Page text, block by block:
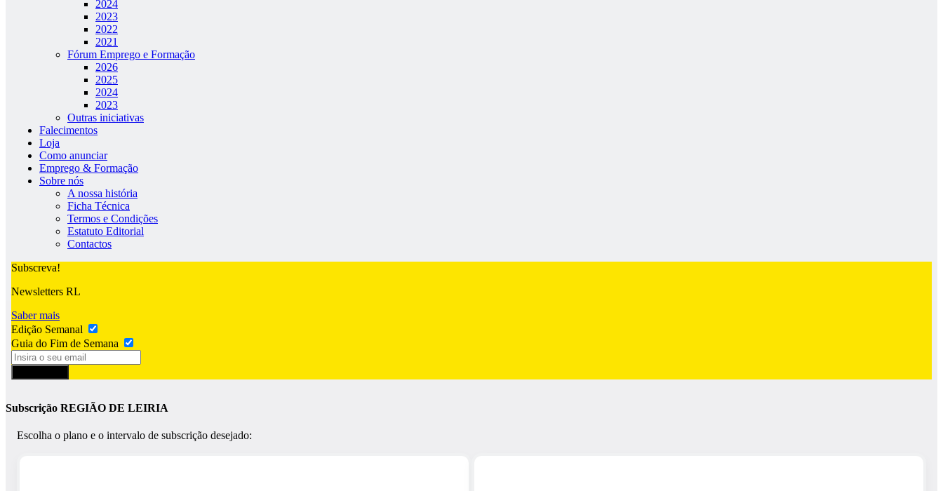
2024
2023
2022
2021
Fórum Emprego e Formação
2026
2025
2024
2023
Outras iniciativas
Falecimentos
Loja
Como anunciar
Emprego & Formação
Sobre nós
A nossa história
Ficha Técnica
Termos e Condições
Estatuto Editorial
Contactos
Subscreva!
Newsletters RL
Saber mais
Edição Semanal
Guia do Fim de Semana
Subscrição REGIÃO DE LEIRIA
Escolha o plano e o intervalo de subscrição desejado: